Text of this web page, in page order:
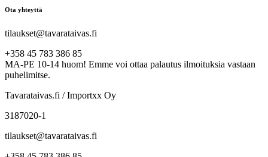
Ota yhteyttä
tilaukset@tavarataivas.fi
+358 45 783 386 85
MA-PE 10-14 huom! Emme voi ottaa palautus ilmoituksia vastaan
puhelimitse.
Tavarataivas.fi / Importxx Oy
3187020-1
tilaukset@tavarataivas.fi